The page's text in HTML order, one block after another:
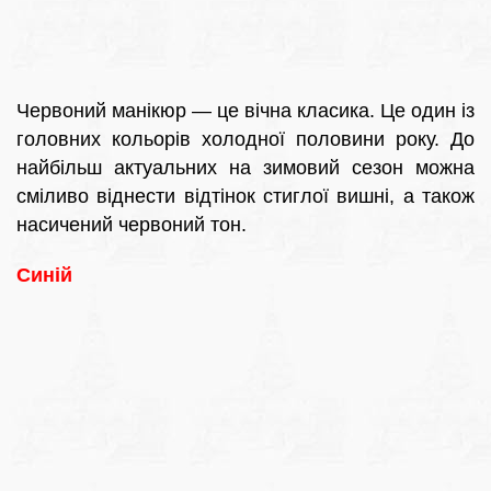
Червоний манікюр — це вічна класика. Це один із
головних кольорів холодної половини року. До
найбільш актуальних на зимовий сезон можна
сміливо віднести відтінок стиглої вишні, а також
насичений червоний тон.
Синій